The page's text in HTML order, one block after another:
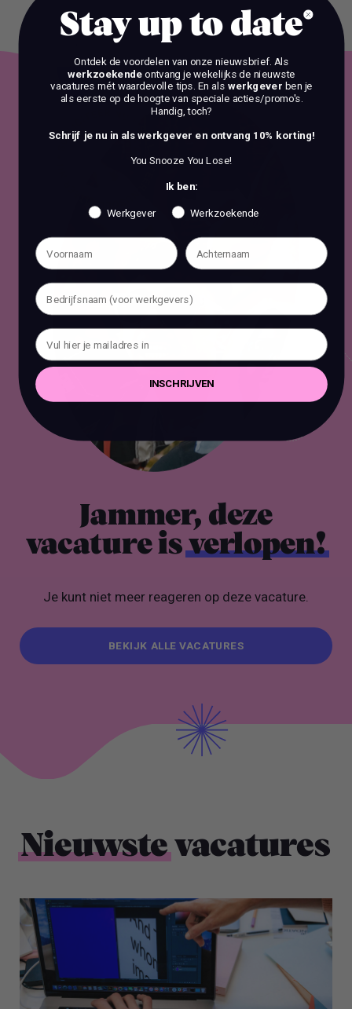
Jammer, deze
vacature isverlopen!
Je kunt niet meer reageren op deze vacature.
BEKIJK ALLE VACATURES
Nieuwstevacatures
Stay up to date
Ontdek de voordelen van onze nieuwsbrief. Als
werkzoekendeontvang je wekelijks de nieuwste
vacatures mét waardevolle tips. En als werkgever ben je
als eerste op de hoogte van speciale acties/promo's.
Handig, toch?
Schrijf je nu in als werkgever en ontvang 10% korting!
You Snooze You Lose!
Ik ben:
Werkgever Werkzoekende
INSCHRIJVEN